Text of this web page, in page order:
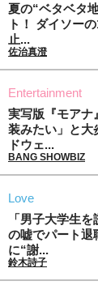
夏の“ベタベタ
ト！ ダイソー
止...
佐治真澄
Entertainment
実写版『モアナ
装みたい」と
ドウェ...
BANG SHOWBIZ
Love
「男子大学生
の嘘でパート退
に“謝...
鈴木詩子